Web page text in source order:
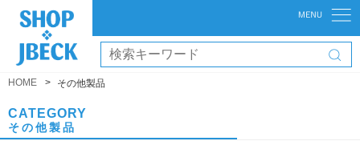
HOME その他製品
CATEGORY
その他製品